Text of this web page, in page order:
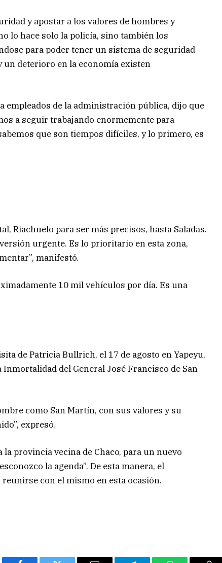
y apostar a los valores de hombres y
lo hace solo la policía, sino también los
para poder tener un sistema de seguridad
un deterioro en la economía existen
empleados de la administración pública, dijo que
a seguir trabajando enormemente para
que son tiempos difíciles, y lo primero, es
Riachuelo para ser más precisos, hasta Saladas.
urgente. Es lo prioritario en esta zona,
manifestó.
10 mil vehículos por día. Es una
de Patricia Bullrich, el 17 de agosto en Yapeyu,
del General José Francisco de San
como San Martín, con sus valores y su
expresó.
provincia vecina de Chaco, para un nuevo
la agenda”. De esta manera, el
con el mismo en esta ocasión.